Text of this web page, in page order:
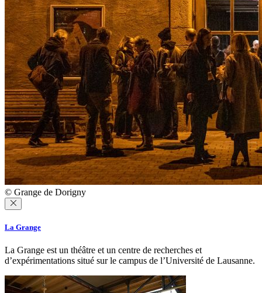
© Grange de Dorigny
La Grange
La Grange est un théâtre et un centre de recherches et
d’expérimentations situé sur le campus de l’Université de Lausanne.